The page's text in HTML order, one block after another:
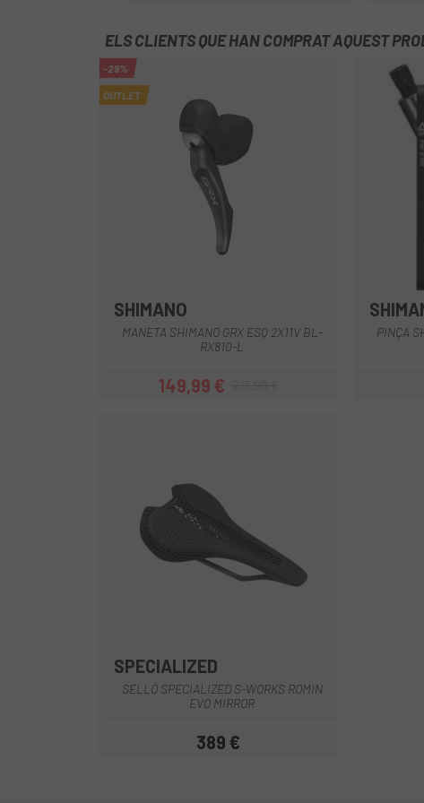
ELS CLIENTS QUE HAN COMPRAT AQUEST
-29%
OUTLET
SHIMANO
MANETA SHIMANO GRX ESQ 2X11V BL-
RX810-L
Preu
149,99 €Preu regular
PINÇA
SPECIALIZED
SELLÓ SPECIALIZED S-WORKS ROMIN
EVO MIRROR
Preu
389 €